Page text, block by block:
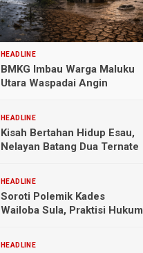
HEADLINE
BMKG Imbau Warga Maluku
Utara Waspadai Angin
HEADLINE
Kisah Bertahan Hidup Esau,
Nelayan Batang Dua Ternate
HEADLINE
Soroti Polemik Kades
Wailoba Sula, Praktisi Hukum
HEADLINE